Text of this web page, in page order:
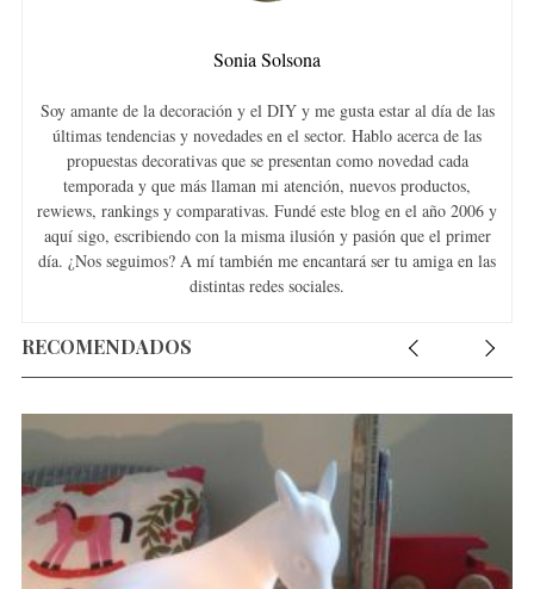
Sonia Solsona
Soy amante de la decoración y el DIY y me gusta estar al día de las
últimas tendencias y novedades en el sector. Hablo acerca de las
propuestas decorativas que se presentan como novedad cada
temporada y que más llaman mi atención, nuevos productos,
rewiews, rankings y comparativas. Fundé este blog en el año 2006 y
aquí sigo, escribiendo con la misma ilusión y pasión que el primer
día. ¿Nos seguimos? A mí también me encantará ser tu amiga en las
distintas redes sociales.
RECOMENDADOS